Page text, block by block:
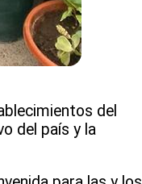
del
del país y la